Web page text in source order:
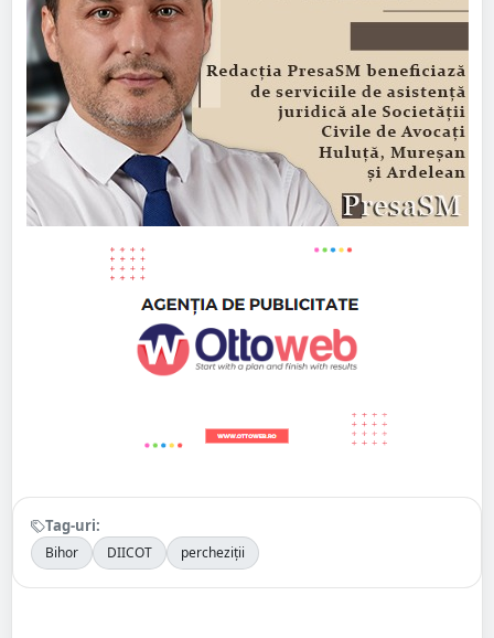
Tag-uri:
Bihor DIICOT percheziții